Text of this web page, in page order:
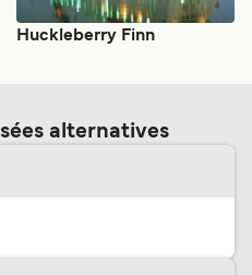
Huckleberry Finn
alternatives